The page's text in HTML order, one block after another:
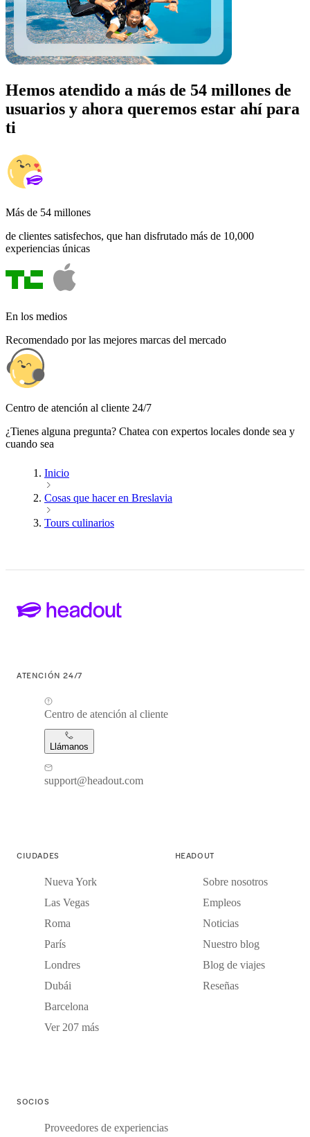
Hemos atendido a más de 54 millones de
usuarios y ahora queremos estar ahí para
ti
Más de 54 millones
de clientes satisfechos, que han disfrutado más de 10,000
experiencias únicas
En los medios
Recomendado por las mejores marcas del mercado
Centro de atención al cliente 24/7
¿Tienes alguna pregunta? Chatea con expertos locales donde sea y
cuando sea
Inicio
Cosas que hacer en Breslavia
Tours culinarios
ATENCIÓN 24/7
Centro de atención al cliente
Llámanos
support@headout.com
CIUDADES
Nueva York
Las Vegas
Roma
París
Londres
Dubái
Barcelona
Ver 207 más
HEADOUT
Sobre nosotros
Empleos
Noticias
Nuestro blog
Blog de viajes
Reseñas
SOCIOS
Proveedores de experiencias